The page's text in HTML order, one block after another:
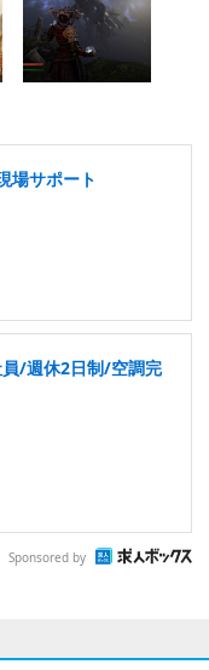
場サポート
/週休2日制/空調完
Sponsored by